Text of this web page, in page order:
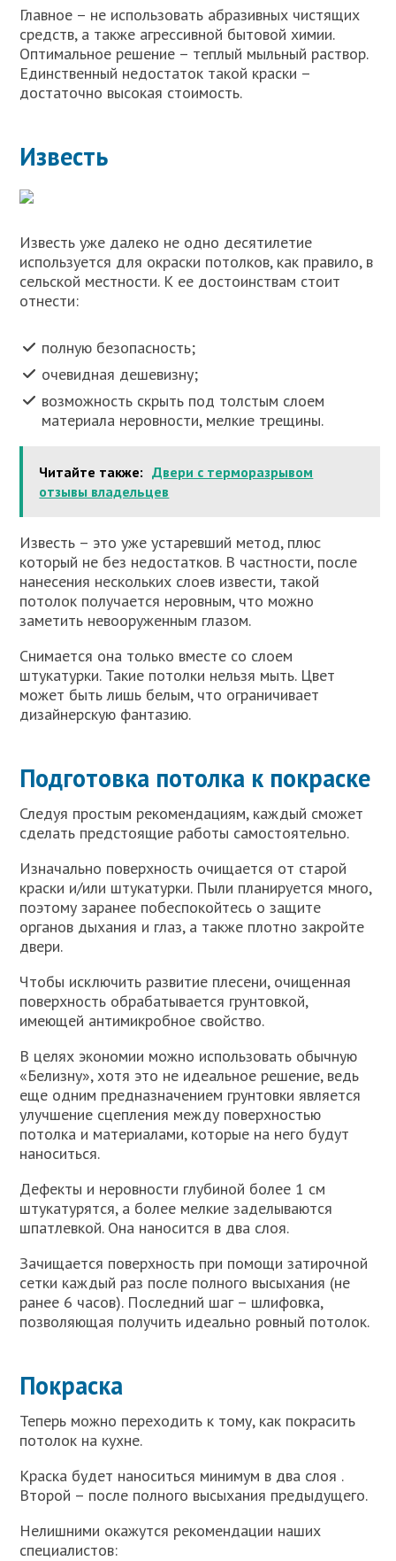
Главное – не использовать абразивных чистящих
средств, а также агрессивной бытовой химии.
Оптимальное решение – теплый мыльный раствор.
Единственный недостаток такой краски –
достаточно высокая стоимость.
Известь
Известь уже далеко не одно десятилетие
используется для окраски потолков, как правило, в
сельской местности. К ее достоинствам стоит
отнести:
полную безопасность;
очевидная дешевизну;
возможность скрыть под толстым слоем
материала неровности, мелкие трещины.
Читайте также: Двери с терморазрывом
отзывы владельцев
Известь – это уже устаревший метод, плюс
который не без недостатков. В частности, после
нанесения нескольких слоев извести, такой
потолок получается неровным, что можно
заметить невооруженным глазом.
Снимается она только вместе со слоем
штукатурки. Такие потолки нельзя мыть. Цвет
может быть лишь белым, что ограничивает
дизайнерскую фантазию.
Подготовка потолка к покраске
Следуя простым рекомендациям, каждый сможет
сделать предстоящие работы самостоятельно.
Изначально поверхность очищается от старой
краски и/или штукатурки. Пыли планируется много,
поэтому заранее побеспокойтесь о защите
органов дыхания и глаз, а также плотно закройте
двери.
Чтобы исключить развитие плесени, очищенная
поверхность обрабатывается грунтовкой,
имеющей антимикробное свойство.
В целях экономии можно использовать обычную
«Белизну», хотя это не идеальное решение, ведь
еще одним предназначением грунтовки является
улучшение сцепления между поверхностью
потолка и материалами, которые на него будут
наноситься.
Дефекты и неровности глубиной более 1 см
штукатурятся, а более мелкие заделываются
шпатлевкой. Она наносится в два слоя.
Зачищается поверхность при помощи затирочной
сетки каждый раз после полного высыхания (не
ранее 6 часов). Последний шаг – шлифовка,
позволяющая получить идеально ровный потолок.
Покраска
Теперь можно переходить к тому, как покрасить
потолок на кухне.
Краска будет наноситься минимум в два слоя .
Второй – после полного высыхания предыдущего.
Нелишними окажутся рекомендации наших
специалистов: